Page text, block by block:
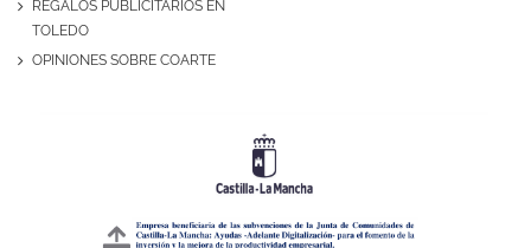
REGALOS PUBLICITARIOS EN
TOLEDO
OPINIONES SOBRE COARTE